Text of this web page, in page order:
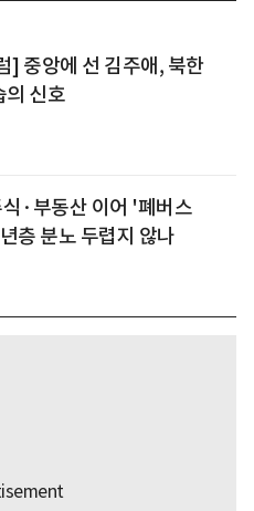
] 중앙에 선 김주애, 북한
의 신호
·부동산 이어 '폐버스
층 분노 두렵지 않나